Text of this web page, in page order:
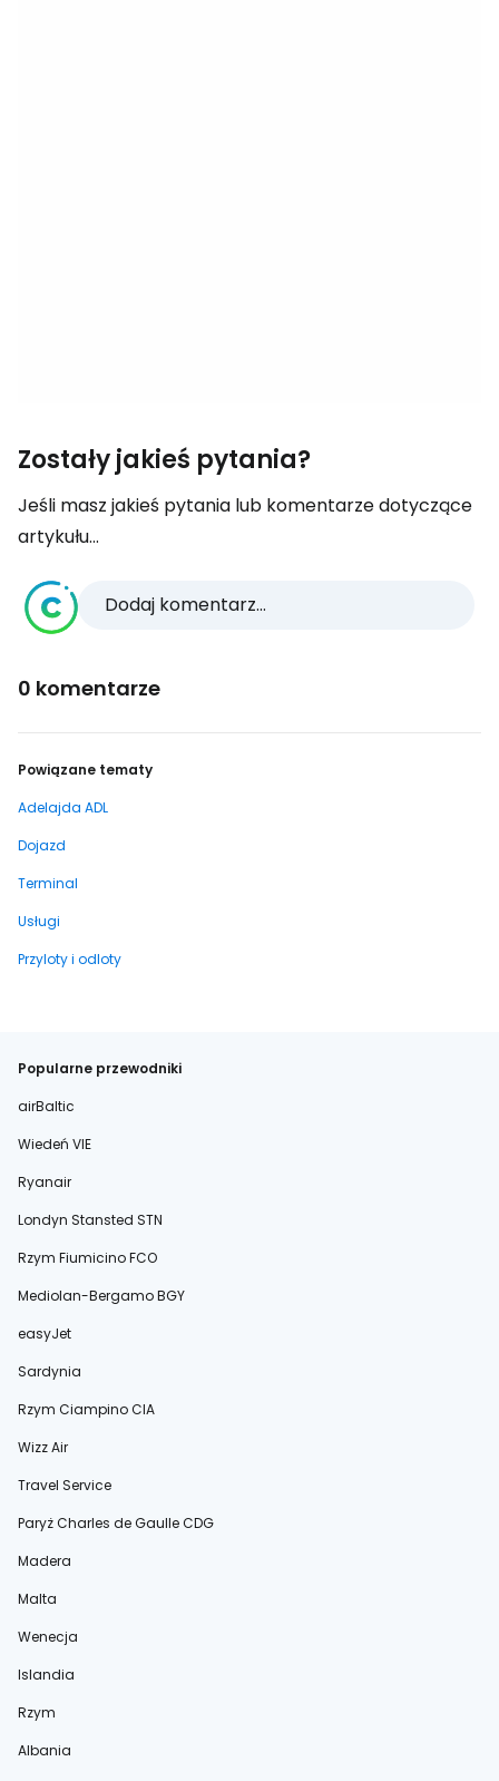
Zostały jakieś pytania?
Jeśli masz jakieś pytania lub komentarze dotyczące
artykułu...
Dodaj komentarz...
0 komentarze
Powiązane tematy
Adelajda ADL
Dojazd
Terminal
Usługi
Przyloty i odloty
Popularne przewodniki
airBaltic
Wiedeń VIE
Ryanair
Londyn Stansted STN
Rzym Fiumicino FCO
Mediolan-Bergamo BGY
easyJet
Sardynia
Rzym Ciampino CIA
Wizz Air
Travel Service
Paryż Charles de Gaulle CDG
Madera
Malta
Wenecja
Islandia
Rzym
Albania